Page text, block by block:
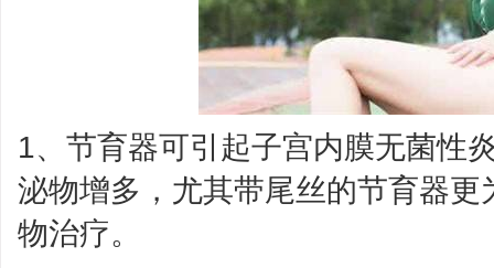
1、节育器可引起子宫内膜无菌性
泌物增多，尤其带尾丝的节育器
物治疗。